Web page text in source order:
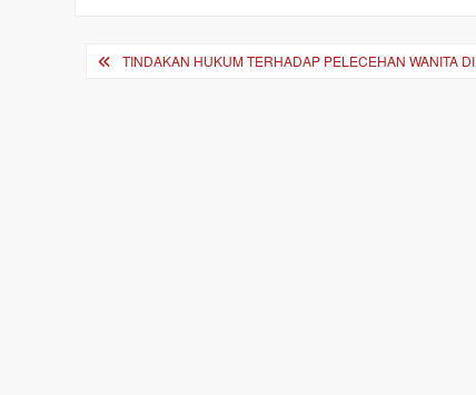
PostTINDAKAN HUKUM TERHADAP PELECEHAN WANITA